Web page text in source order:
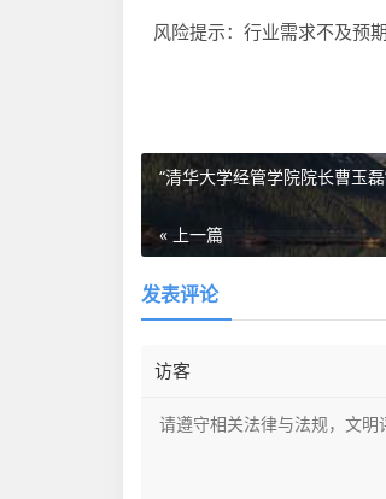
风险提示：行业需求不及预
“清华大学经管学院院长曹玉
« 上一篇
发表评论